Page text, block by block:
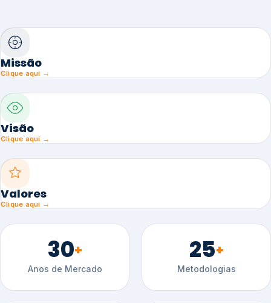
Missão
Clique aqui →
Visão
Clique aqui →
Valores
Clique aqui →
30+
Anos de Mercado
25+
Metodologias